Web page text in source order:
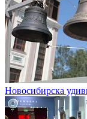
Новосибирска